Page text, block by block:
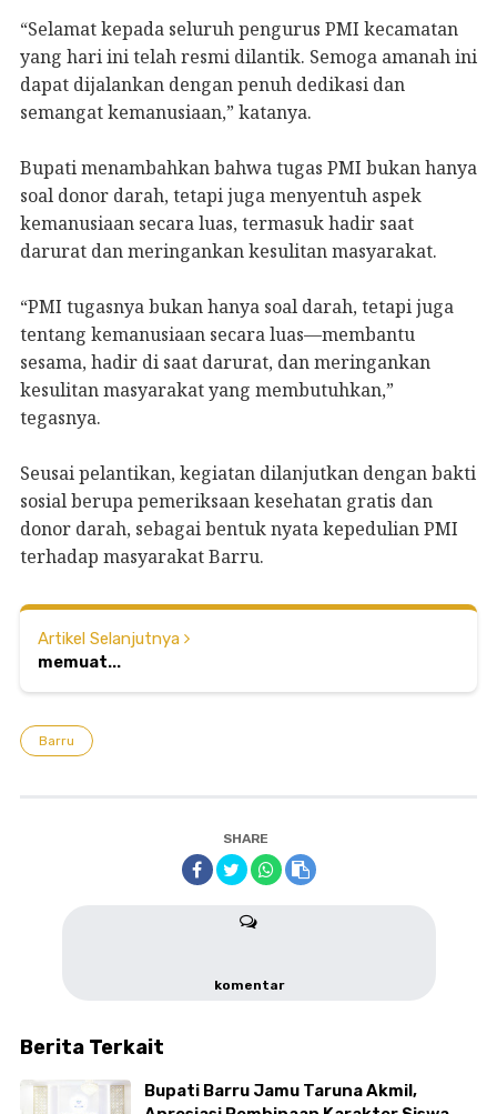
“Selamat kepada seluruh pengurus PMI kecamatan
yang hari ini telah resmi dilantik. Semoga amanah ini
dapat dijalankan dengan penuh dedikasi dan
semangat kemanusiaan,” katanya.
Bupati menambahkan bahwa tugas PMI bukan hanya
soal donor darah, tetapi juga menyentuh aspek
kemanusiaan secara luas, termasuk hadir saat
darurat dan meringankan kesulitan masyarakat.
“PMI tugasnya bukan hanya soal darah, tetapi juga
tentang kemanusiaan secara luas—membantu
sesama, hadir di saat darurat, dan meringankan
kesulitan masyarakat yang membutuhkan,”
tegasnya.
Seusai pelantikan, kegiatan dilanjutkan dengan bakti
sosial berupa pemeriksaan kesehatan gratis dan
donor darah, sebagai bentuk nyata kepedulian PMI
terhadap masyarakat Barru.
Artikel Selanjutnya
memuat...
Barru
SHARE
komentar
Berita Terkait
Bupati Barru Jamu Taruna Akmil,